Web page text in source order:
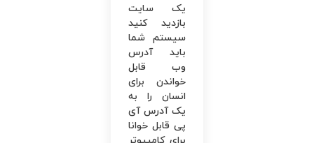
یک سایت
بازدید کنید
سیستم شما
باید آدرس
وب قابل
خواندن برای
انسان را به
یک آدرس آی‌
پی قابل خوانا